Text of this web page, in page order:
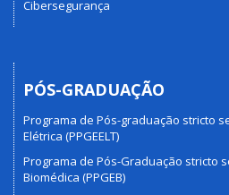
Cibersegurança
PÓS-GRADUAÇÃO
Programa de Pós-graduação stricto
Elétrica (PPGEELT)
Programa de Pós-Graduação stricto
Biomédica (PPGEB)